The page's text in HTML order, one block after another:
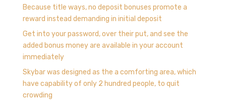
Because title ways, no deposit bonuses promote a
reward instead demanding in initial deposit
Get into your password, over their put, and see the
added bonus money are available in your account
immediately
Skybar was designed as the a comforting area, which
have capability of only 2 hundred people, to quit
crowding